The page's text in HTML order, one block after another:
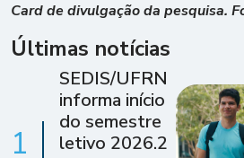
Card de divulgação da pesquisa.
Últimas notícias
1
SEDIS/UFRN
informa início
do semestre
letivo 2026.2